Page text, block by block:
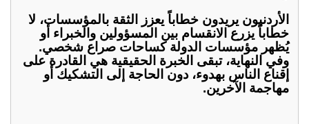
الأردنيون يريدون خطاباً يعزز الثقة بالمؤسسات، لا
خطاباً يزرع الانقسام بين المسؤولين والخبراء أو
يُظهر مؤسسات الدولة كساحات صراع شخصي.
وفي النهاية، تبقى الخبرة الحقيقية هي القادرة على
إقناع الناس بهدوء، دون الحاجة إلى التشكيك أو
مهاجمة الآخرين.